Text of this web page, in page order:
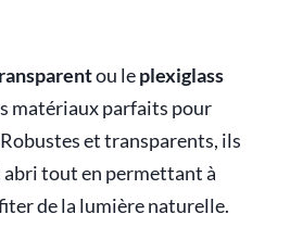
ou leplexiglass
matériaux parfaits pour
et transparents, ils
tout en permettant à
de la lumière naturelle.